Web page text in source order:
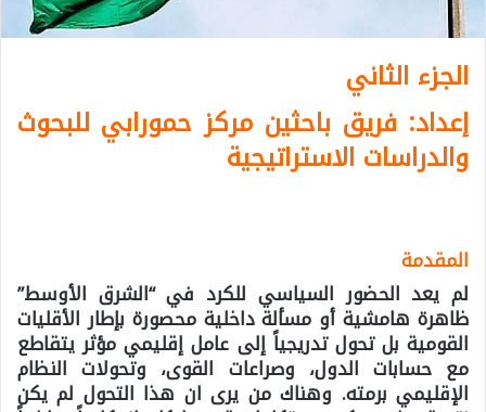
الجزء الثاني
إعداد: فريق باحثين مركز حمورابي للبحوث
والدراسات الاستراتيجية
المقدمة
لم يعد الحضور السياسي للكرد في “الشرق الأوسط”
ظاهرة هامشية أو مسألة داخلية محصورة بإطار الأقليات
القومية بل تحول تدريجياً إلى عامل إقليمي مؤثر يتقاطع
مع حسابات الدول، وصراعات القوى، وتحولات النظام
الإقليمي برمته. وهناك من يرى ان هذا التحول لم يكن